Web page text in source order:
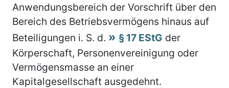
Anwendungsbereich der Vorschrift über den
Bereich des Betriebsvermögens hinaus auf
Beteiligungen i. S. d.
§ 17 EStG der
Körperschaft, Personenvereinigung oder
Vermögensmasse an einer
Kapitalgesellschaft ausgedehnt.